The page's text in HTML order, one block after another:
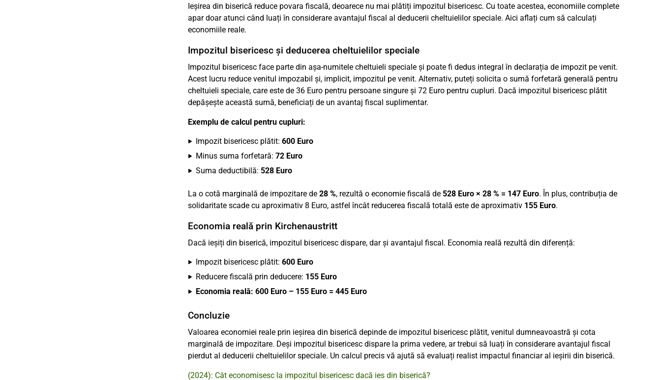
Ieșirea din biserică reduce povara fiscală, deoarece nu mai plătiți impozitul bisericesc. Cu toate acestea, economiile complete
apar doar atunci când luați în considerare avantajul fiscal al deducerii cheltuielilor speciale. Aici aflați cum să calculați
economiile reale.
Impozitul bisericesc și deducerea cheltuielilor speciale
Impozitul bisericesc face parte din așa-numitele cheltuieli speciale și poate fi dedus integral în declarația de impozit pe venit.
Acest lucru reduce venitul impozabil și, implicit, impozitul pe venit. Alternativ, puteți solicita o sumă forfetară generală pentru
cheltuieli speciale, care este de 36 Euro pentru persoane singure și 72 Euro pentru cupluri. Dacă impozitul bisericesc plătit
depășește această sumă, beneficiați de un avantaj fiscal suplimentar.
Exemplu de calcul pentru cupluri:
Impozit bisericesc plătit: 600 Euro
Minus suma forfetară: 72 Euro
Suma deductibilă: 528 Euro
La o cotă marginală de impozitare de 28 %, rezultă o economie fiscală de 528 Euro × 28 % = 147 Euro. În plus, contribuția de
solidaritate scade cu aproximativ 8 Euro, astfel încât reducerea fiscală totală este de aproximativ 155 Euro.
Economia reală prin Kirchenaustritt
Dacă ieșiți din biserică, impozitul bisericesc dispare, dar și avantajul fiscal. Economia reală rezultă din diferență:
Impozit bisericesc plătit: 600 Euro
Reducere fiscală prin deducere: 155 Euro
Economia reală: 600 Euro – 155 Euro = 445 Euro
Concluzie
Valoarea economiei reale prin ieșirea din biserică depinde de impozitul bisericesc plătit, venitul dumneavoastră și cota
marginală de impozitare. Deși impozitul bisericesc dispare la prima vedere, ar trebui să luați în considerare avantajul fiscal
pierdut al deducerii cheltuielilor speciale. Un calcul precis vă ajută să evaluați realist impactul financiar al ieșirii din biserică.
(2024): Cât economisesc la impozitul bisericesc dacă ies din biserică?